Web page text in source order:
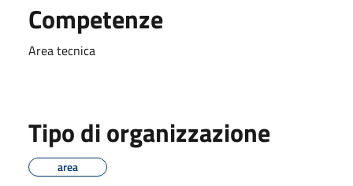
Competenze
Area tecnica
Tipo di organizzazione
area